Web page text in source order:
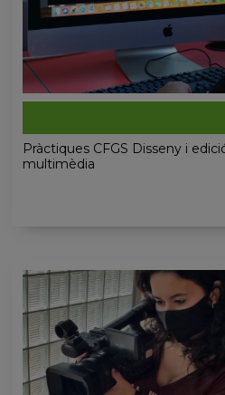
Pràctiques CFGS Disseny i
multimèdia